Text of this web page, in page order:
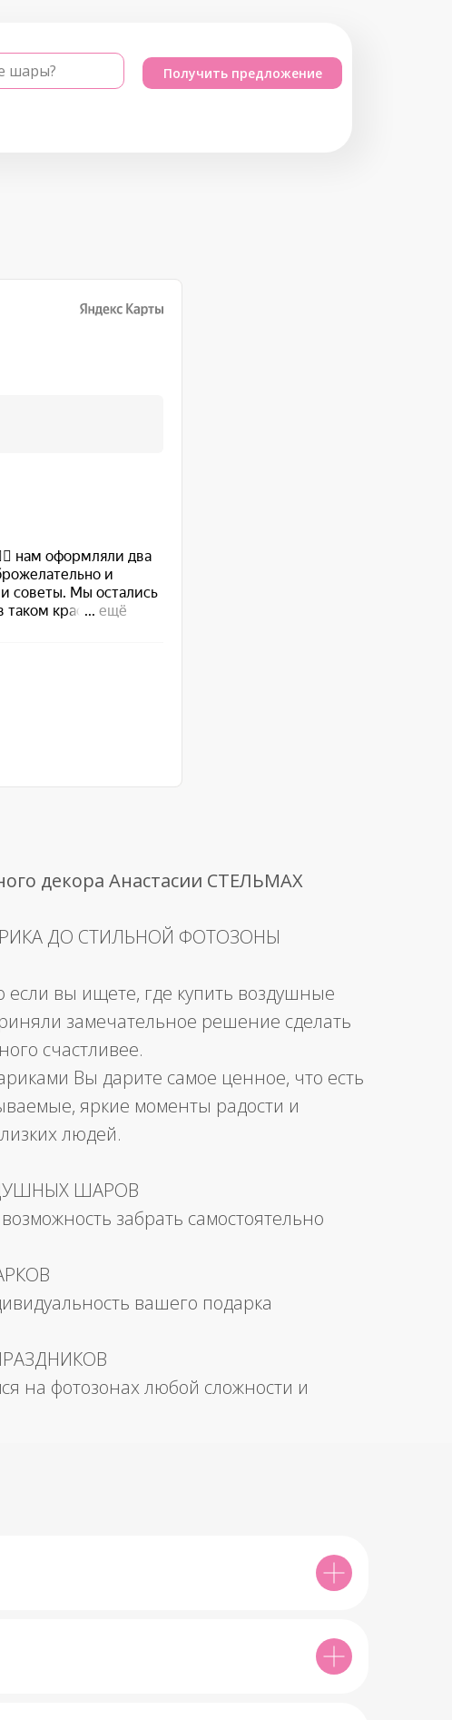
шары? Получить предложение
декора Анастасии СТЕЛЬМАХ
ДО СТИЛЬНОЙ ФОТОЗОНЫ
вы ищете, где купить воздушные
замечательное решение сделать
счастливее.
Вы дарите самое ценное, что есть
яркие моменты радости и
людей.
ШАРОВ
забрать самостоятельно
вашего подарка
на фотозонах любой сложности и